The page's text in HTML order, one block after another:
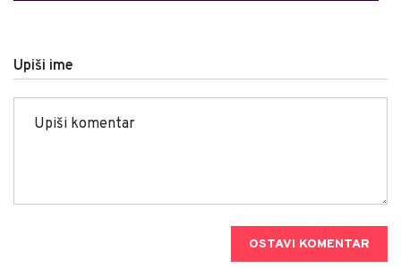
Upiši ime
OSTAVI KOMENTAR